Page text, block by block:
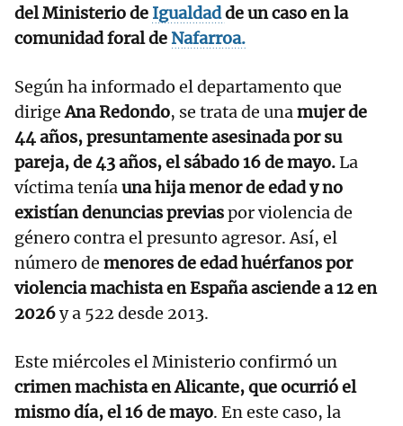
del Ministerio de Igualdadde un caso en la
comunidad foral de Nafarroa.
Según ha informado el departamento que
dirigeAna Redondo, se trata de unamujer de
44 años, presuntamente asesinada por su
pareja, de 43 años, el sábado 16 de mayo.La
víctima teníauna hija menor de edad y no
existían denuncias previaspor violencia de
género contra el presunto agresor. Así, el
número de menores de edad huérfanos por
violencia machista en España asciende a 12 en
2026y a 522 desde 2013.
Este miércoles el Ministerio confirmó un
crimen machista en Alicante, que ocurrió el
mismo día, el 16 de mayo. En este caso, la